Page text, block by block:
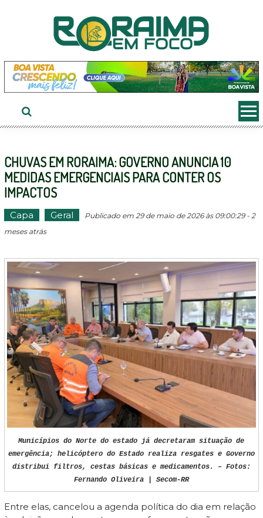
CHUVAS EM RORAIMA: GOVERNO ANUNCIA 10
MEDIDAS EMERGENCIAIS PARA CONTER OS
IMPACTOS
Capa Geral
Publicado em 29 de maio de 2026 às 09:00:29 - 2
meses atrás
Municípios do Norte do estado já decretaram situação de
emergência; helicóptero do Estado realiza resgates e Governo
distribui filtros, cestas básicas e medicamentos. – Fotos:
Fernando Oliveira | Secom-RR
Entre elas, cancelou a agenda política do dia em relação